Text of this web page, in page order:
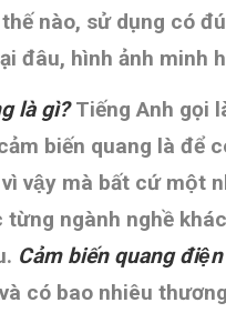
nào, sử dụng có
đâu, hình ảnh minh
là gì?Tiếng Anh gọi
biến quang là để
vậy mà bất cứ một
từng ngành nghề
Cảm biến quang điện
có bao nhiêu